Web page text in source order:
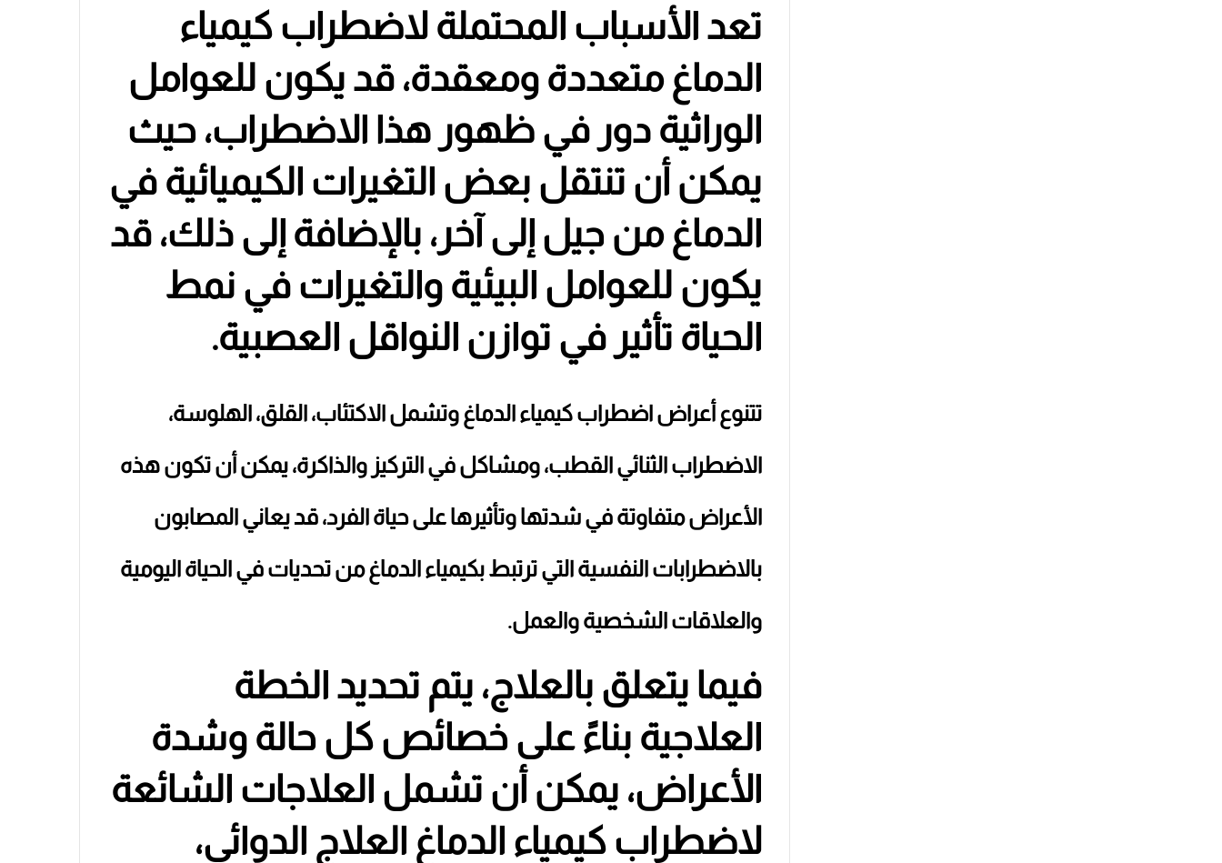
تعد الأسباب المحتملة لاضطراب كيمياء
الدماغ متعددة ومعقدة، قد يكون للعوامل
الوراثية دور في ظهور هذا الاضطراب، حيث
يمكن أن تنتقل بعض التغيرات الكيميائية في
الدماغ من جيل إلى آخر، بالإضافة إلى ذلك، قد
يكون للعوامل البيئية والتغيرات في نمط
الحياة تأثير في توازن النواقل العصبية.
تتنوع أعراض اضطراب كيمياء الدماغ وتشمل الاكتئاب، القلق، الهلوسة،
الاضطراب الثنائي القطب، ومشاكل في التركيز والذاكرة، يمكن أن تكون هذه
الأعراض متفاوتة في شدتها وتأثيرها على حياة الفرد، قد يعاني المصابون
بالاضطرابات النفسية التي ترتبط بكيمياء الدماغ من تحديات في الحياة اليومية
والعلاقات الشخصية والعمل.
فيما يتعلق بالعلاج، يتم تحديد الخطة
العلاجية بناءً على خصائص كل حالة وشدة
الأعراض، يمكن أن تشمل العلاجات الشائعة
لاضطراب كيمياء الدماغ العلاج الدوائي،